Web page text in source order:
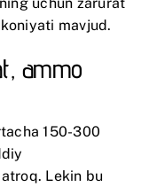
uchun zarurat
mavjud.
ammo
150-300
Lekin bu